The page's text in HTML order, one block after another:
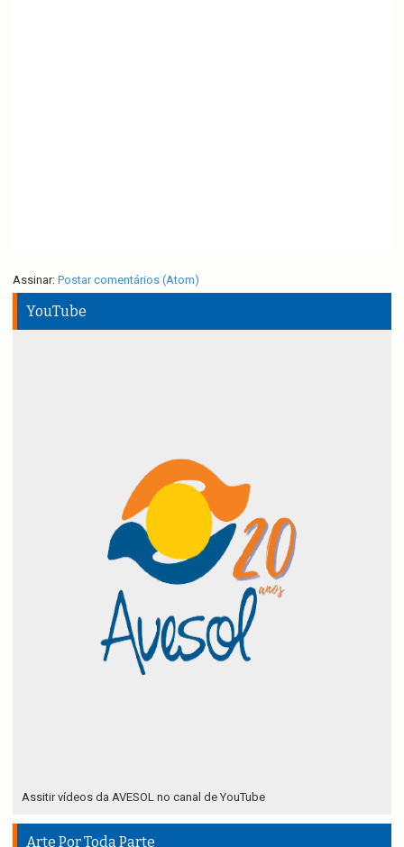
Assinar: Postar comentários (Atom)
YouTube
Assitir vídeos da AVESOL no canal de YouTube
Arte Por Toda Parte